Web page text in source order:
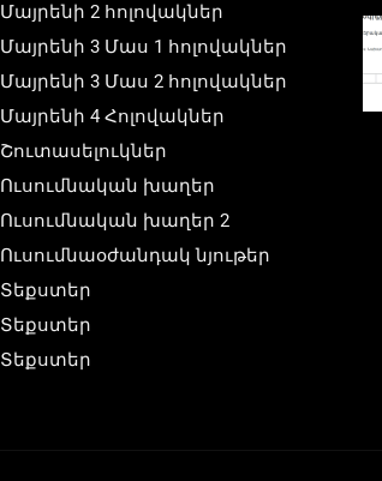
Մայրենի 2 հոլովակներ
Մայրենի 3 Մաս 1 հոլովակներ
Մայրենի 3 Մաս 2 հոլովակներ
Մայրենի 4 Հոլովակներ
Շուտասելուկներ
Ուսումնական խաղեր
Ուսումնական խաղեր 2
Ուսումնաօժանդակ նյութեր
Տեքստեր
Տեքստեր
Տեքստեր